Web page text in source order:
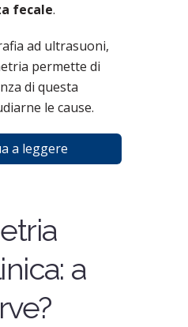
fecale.
ad ultrasuoni,
permette di
di questa
le cause.
a leggere
a